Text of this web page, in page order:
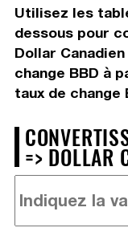
Utilisez les
dessous pour
Dollar
change BBD à
taux de change
=> DOLLAR